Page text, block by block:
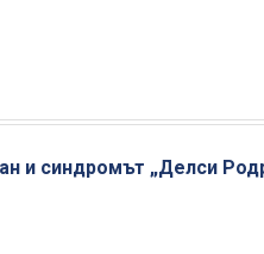
и синдромът „Делси